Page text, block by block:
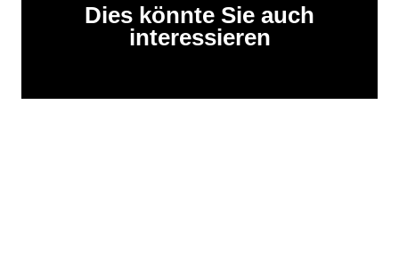
Dies könnte Sie auch
interessieren